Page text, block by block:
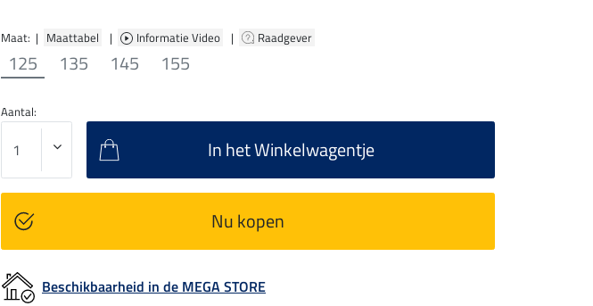
Maat: | Maattabel | Informatie Video | Raadgever
125 135 145 155
Aantal:
In het Winkelwagentje
Nu kopen
Beschikbaarheid in de MEGA STORE